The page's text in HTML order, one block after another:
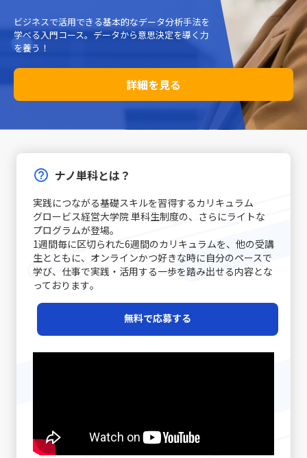
ビジネスで活用できる基本的なデータ分析手法を
学べる入門コース。データから意思決定を導く力
を養う！
詳細を見る
ナノ単科とは？
実践につながる基礎スキルを習得するカリキュラム
グロービス経営大学院 単科生制度の、さらにライトな
プログラムが登場｡
1週間毎に区切られた6週間のカリキュラムを、他の受講
生とともに、オンラインかつ好きな時に自分のペースで
学び、仕事で実践・活用する一歩を踏み出せる内容とな
っております｡
無料で応募する